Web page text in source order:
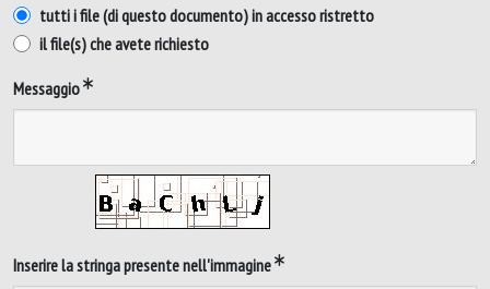
tutti i file (di questo documento) in accesso ristretto
il file(s) che avete richiesto
Messaggio
Inserire la stringa presente nell'immagine